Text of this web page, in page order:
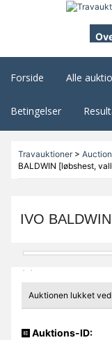
Forside Alle
Betingelser
Travauktioner>
BALDWIN [løbshest,
IVO
Auktionen lukket
Auktions-ID: